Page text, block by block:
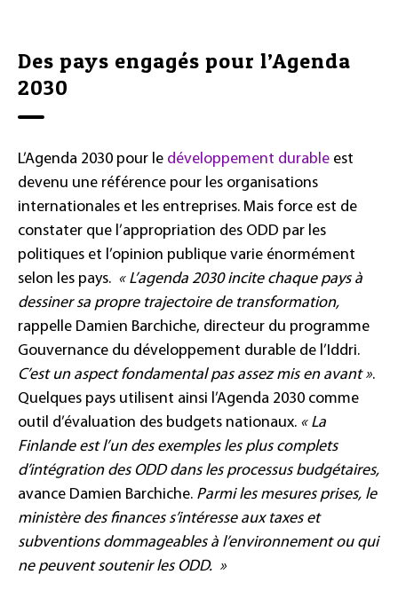
Des pays engagés pour l’Agenda
2030
L’Agenda 2030 pour le développement durable est
devenu une référence pour les organisations
internationales et les entreprises. Mais force est de
constater que l’appropriation des ODD par les
politiques et l’opinion publique varie énormément
selon les pays. « L’agenda 2030 incite chaque pays à
dessiner sa propre trajectoire de transformation,
rappelle Damien Barchiche, directeur du programme
Gouvernance du développement durable de l’Iddri.
C’est un aspect fondamental pas assez mis en avant ».
Quelques pays utilisent ainsi l’Agenda 2030 comme
outil d’évaluation des budgets nationaux. « La
Finlande est l’un des exemples les plus complets
d’intégration des ODD dans les processus budgétaires,
avance Damien Barchiche. Parmi les mesures prises, le
ministère des finances s’intéresse aux taxes et
subventions dommageables à l’environnement ou qui
ne peuvent soutenir les ODD. »